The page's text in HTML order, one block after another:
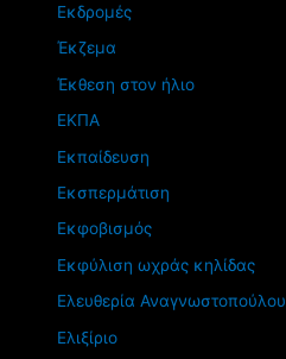
Εκδρομές
Έκζεμα
Έκθεση στον ήλιο
ΕΚΠΑ
Εκπαίδευση
Εκσπερμάτιση
Εκφοβισμός
Εκφύλιση ωχράς κηλίδας
Ελευθερία Αναγνωστοπούλου
Ελιξίριο